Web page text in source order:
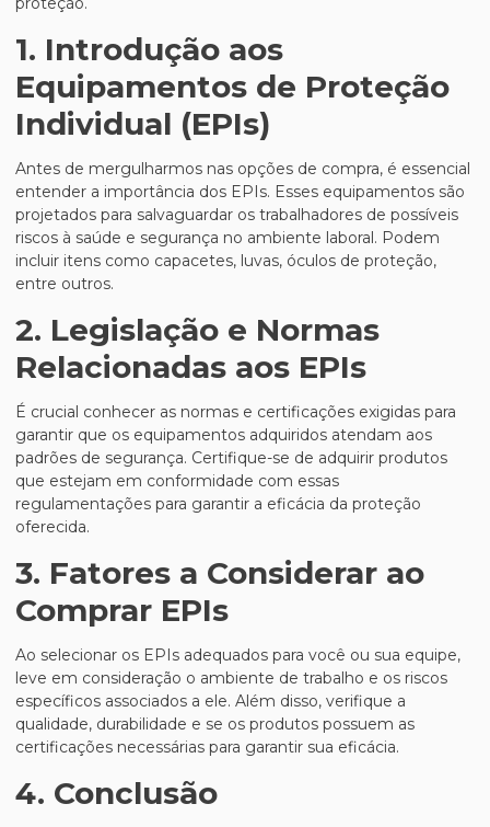
1. Introdução aos
Equipamentos de Proteção
Individual (EPIs)
Antes de mergulharmos nas opções de compra, é essencial
entender a importância dos EPIs. Esses equipamentos são
projetados para salvaguardar os trabalhadores de possíveis
riscos à saúde e segurança no ambiente laboral. Podem
incluir itens como capacetes, luvas, óculos de proteção,
entre outros.
2. Legislação e Normas
Relacionadas aos EPIs
É crucial conhecer as normas e certificações exigidas para
garantir que os equipamentos adquiridos atendam aos
padrões de segurança. Certifique-se de adquirir produtos
que estejam em conformidade com essas
regulamentações para garantir a eficácia da proteção
oferecida.
3. Fatores a Considerar ao
Comprar EPIs
Ao selecionar os EPIs adequados para você ou sua equipe,
leve em consideração o ambiente de trabalho e os riscos
específicos associados a ele. Além disso, verifique a
qualidade, durabilidade e se os produtos possuem as
certificações necessárias para garantir sua eficácia.
4. Conclusão